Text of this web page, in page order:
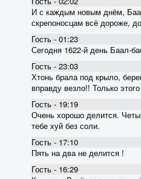
И с каждым новым днём,
скрепоносцам всё дороже,
Гость - 01:23
Сегодня 1622-й день Баал-
Гость - 23:03
Хтонь брала под крыло,
вправду везло!! Только
Гость - 19:19
Очень хорошо делится.
тебе хуй без соли.
Гость - 17:10
Пять на два не делится !
Гость - 16:29